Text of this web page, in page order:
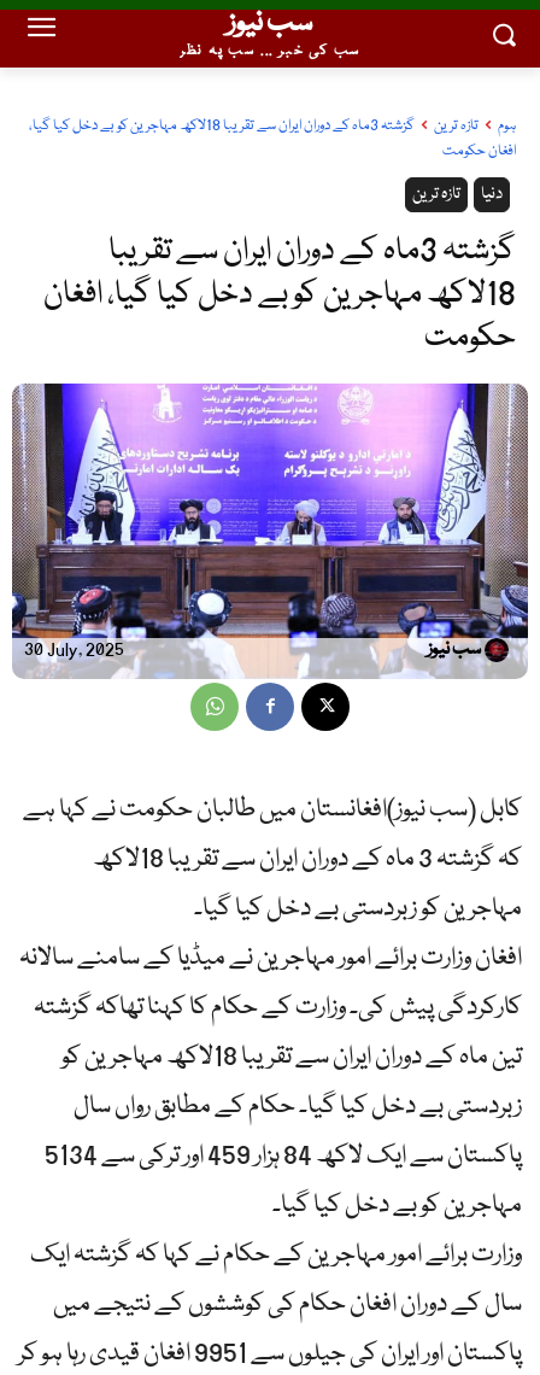
سب نیوز
سب کی خبر ... سب پہ نظر
ہوم تازہ ترین
گزشتہ 3ماہ کے دوران ایران سے تقریبا 18لاکھ مہاجرین کو بے دخل کیا گیا،
افغان حکومت
تازہ ترین دنیا
گزشتہ 3ماہ کے دوران ایران سے تقریبا
18لاکھ مہاجرین کو بے دخل کیا گیا، افغان
حکومت
30 July, 2025 سب نیوز
کابل (سب نیوز)افغانستان میں طالبان حکومت نے کہا ہے
کہ گزشتہ 3 ماہ کے دوران ایران سے تقریبا 18لاکھ
مہاجرین کو زبردستی بے دخل کیا گیا۔
افغان وزارت برائے امور مہاجرین نے میڈیا کے سامنے سالانہ
کارکردگی پیش کی۔ وزارت کے حکام کا کہنا تھاکہ گزشتہ
تین ماہ کے دوران ایران سے تقریبا 18لاکھ مہاجرین کو
زبردستی بے دخل کیا گیا۔ حکام کے مطابق رواں سال
پاکستان سے ایک لاکھ 84 ہزار 459 اور ترکی سے 5134
مہاجرین کو بے دخل کیا گیا۔
وزارت برائے امور مہاجرین کے حکام نے کہا کہ گزشتہ ایک
سال کے دوران افغان حکام کی کوششوں کے نتیجے میں
پاکستان اور ایران کی جیلوں سے 9951 افغان قیدی رہا ہو کر